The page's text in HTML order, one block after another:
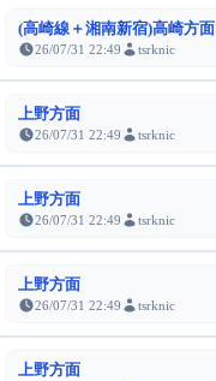
(高崎線＋湘南新宿)高崎方面
26/07/31 22:49 tsrknic
上野方面
26/07/31 22:49 tsrknic
上野方面
26/07/31 22:49 tsrknic
上野方面
26/07/31 22:49 tsrknic
上野方面